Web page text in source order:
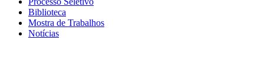
Biblioteca
Mostra de Trabalhos
Notícias